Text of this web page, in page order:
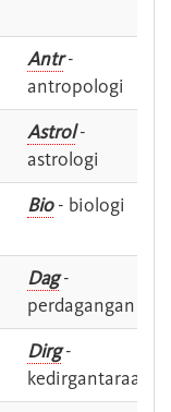
Antr-
antropologi
Astrol-
astrologi
Bio- biologi
Dag-
perdagangan
Dirg-
kedirgantaraan